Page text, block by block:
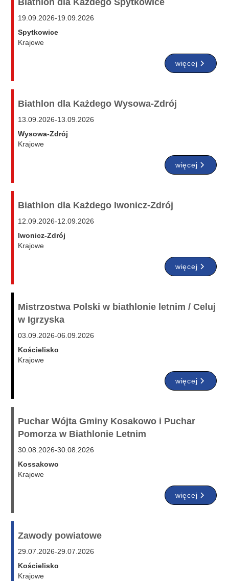
Biathlon dla Każdego Spytkowice
19.09.2026-19.09.2026
Spytkowice
Krajowe
więcej
Biathlon dla Każdego Wysowa-Zdrój
13.09.2026-13.09.2026
Wysowa-Zdrój
Krajowe
więcej
Biathlon dla Każdego Iwonicz-Zdrój
12.09.2026-12.09.2026
Iwonicz-Zdrój
Krajowe
więcej
Mistrzostwa Polski w biathlonie letnim / Celuj
w Igrzyska
03.09.2026-06.09.2026
Kościelisko
Krajowe
więcej
Puchar Wójta Gminy Kosakowo i Puchar
Pomorza w Biathlonie Letnim
30.08.2026-30.08.2026
Kossakowo
Krajowe
więcej
Zawody powiatowe
29.07.2026-29.07.2026
Kościelisko
Krajowe